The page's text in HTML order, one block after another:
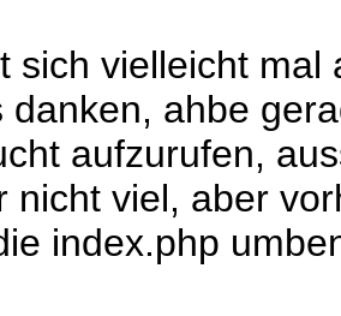
sich vielleicht
danken, ahbe
aufzurufen,
nicht viel, aber
index.php